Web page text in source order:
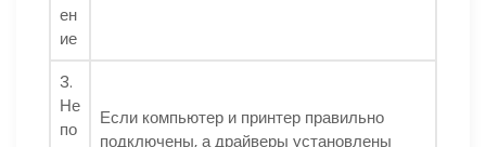
ен
ие
3.
Не
по
Если компьютер и принтер правильно
подключены, а драйверы установлены